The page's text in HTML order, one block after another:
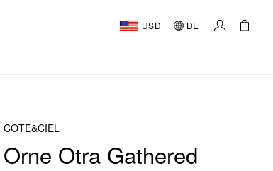
USD DE
CÔTE&CIEL
Orne Otra Gathered